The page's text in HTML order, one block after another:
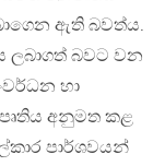
ඇති බවත්ය.
ලබාගත් බවට වන
හා
අනුමත කළ
පාර්ශවයන්